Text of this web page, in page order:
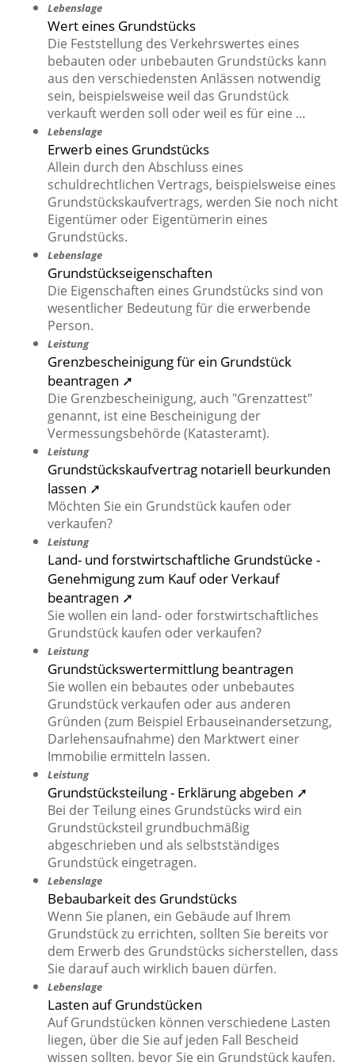
Lebenslage
Wert eines Grundstücks
Die Feststellung des Verkehrswertes eines
bebauten oder unbebauten Grundstücks kann
aus den verschiedensten Anlässen notwendig
sein, beispielsweise weil das Grundstück
verkauft werden soll oder weil es für eine …
Lebenslage
Erwerb eines Grundstücks
Allein durch den Abschluss eines
schuldrechtlichen Vertrags, beispielsweise eines
Grundstückskaufvertrags, werden Sie noch nicht
Eigentümer oder Eigentümerin eines
Grundstücks.
Lebenslage
Grundstückseigenschaften
Die Eigenschaften eines Grundstücks sind von
wesentlicher Bedeutung für die erwerbende
Person.
Leistung
Grenzbescheinigung für ein Grundstück
beantragen ➚
Die Grenzbescheinigung, auch "Grenzattest"
genannt, ist eine Bescheinigung der
Vermessungsbehörde (Katasteramt).
Leistung
Grundstückskaufvertrag notariell beurkunden
lassen ➚
Möchten Sie ein Grundstück kaufen oder
verkaufen?
Leistung
Land- und forstwirtschaftliche Grundstücke -
Genehmigung zum Kauf oder Verkauf
beantragen ➚
Sie wollen ein land- oder forstwirtschaftliches
Grundstück kaufen oder verkaufen?
Leistung
Grundstückswertermittlung beantragen
Sie wollen ein bebautes oder unbebautes
Grundstück verkaufen oder aus anderen
Gründen (zum Beispiel Erbauseinandersetzung,
Darlehensaufnahme) den Marktwert einer
Immobilie ermitteln lassen.
Leistung
Grundstücksteilung - Erklärung abgeben ➚
Bei der Teilung eines Grundstücks wird ein
Grundstücksteil grundbuchmäßig
abgeschrieben und als selbstständiges
Grundstück eingetragen.
Lebenslage
Bebaubarkeit des Grundstücks
Wenn Sie planen, ein Gebäude auf Ihrem
Grundstück zu errichten, sollten Sie bereits vor
dem Erwerb des Grundstücks sicherstellen, dass
Sie darauf auch wirklich bauen dürfen.
Lebenslage
Lasten auf Grundstücken
Auf Grundstücken können verschiedene Lasten
liegen, über die Sie auf jeden Fall Bescheid
wissen sollten, bevor Sie ein Grundstück kaufen.